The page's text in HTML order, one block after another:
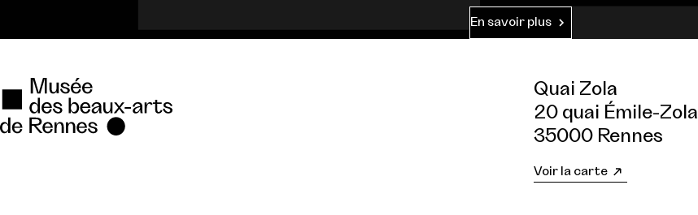
En savoir plus
Quai Zola
20 quai Émile-Zola
35000 Rennes
Voir la carte